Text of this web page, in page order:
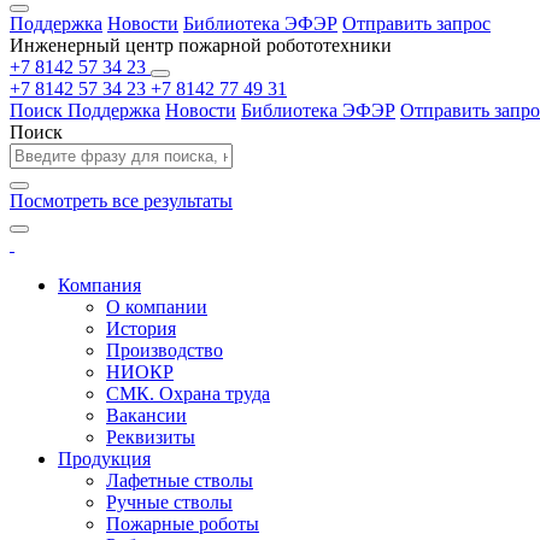
Поддержка Новости Библиотека ЭФЭР Отправить запрос
Инженерный центр пожарной робототехники
+7 8142 57 34 23
+7 8142 57 34 23 +7 8142 77 49 31
Поиск Поддержка Новости Библиотека ЭФЭР Отправить
Поиск
Посмотреть все результаты
Компания
О компании
История
Производство
НИОКР
СМК. Охрана труда
Вакансии
Реквизиты
Продукция
Лафетные стволы
Ручные стволы
Пожарные роботы